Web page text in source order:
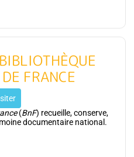
FRANCE
(BnF) recueille, conserve,
documentaire national.